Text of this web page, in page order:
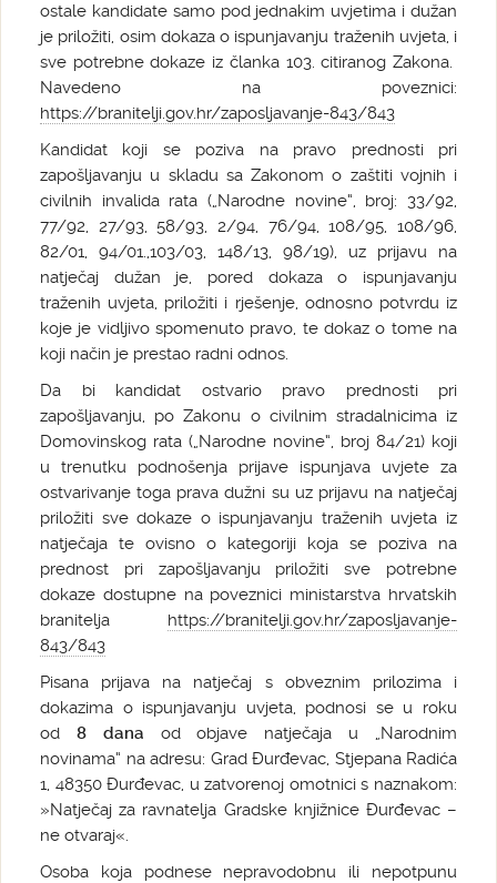
ostale kandidate samo pod jednakim uvjetima i dužan
je priložiti, osim dokaza o ispunjavanju traženih uvjeta, i
sve potrebne dokaze iz članka 103. citiranog Zakona.
Navedeno na poveznici:
https://branitelji.gov.hr/zaposljavanje-843/843
Kandidat koji se poziva na pravo prednosti pri
zapošljavanju u skladu sa Zakonom o zaštiti vojnih i
civilnih invalida rata („Narodne novine“, broj: 33/92,
77/92, 27/93, 58/93, 2/94, 76/94, 108/95, 108/96,
82/01, 94/01.,103/03, 148/13, 98/19), uz prijavu na
natječaj dužan je, pored dokaza o ispunjavanju
traženih uvjeta, priložiti i rješenje, odnosno potvrdu iz
koje je vidljivo spomenuto pravo, te dokaz o tome na
koji način je prestao radni odnos.
Da bi kandidat ostvario pravo prednosti pri
zapošljavanju, po Zakonu o civilnim stradalnicima iz
Domovinskog rata („Narodne novine“, broj 84/21) koji
u trenutku podnošenja prijave ispunjava uvjete za
ostvarivanje toga prava dužni su uz prijavu na natječaj
priložiti sve dokaze o ispunjavanju traženih uvjeta iz
natječaja te ovisno o kategoriji koja se poziva na
prednost pri zapošljavanju priložiti sve potrebne
dokaze dostupne na poveznici ministarstva hrvatskih
branitelja https://branitelji.gov.hr/zaposljavanje-
843/843
Pisana prijava na natječaj s obveznim prilozima i
dokazima o ispunjavanju uvjeta, podnosi se u roku
od 8 dana od objave natječaja u „Narodnim
novinama“ na adresu: Grad Đurđevac, Stjepana Radića
1, 48350 Đurđevac, u zatvorenoj omotnici s naznakom:
»Natječaj za ravnatelja Gradske knjižnice Đurđevac –
ne otvaraj«.
Osoba koja podnese nepravodobnu ili nepotpunu